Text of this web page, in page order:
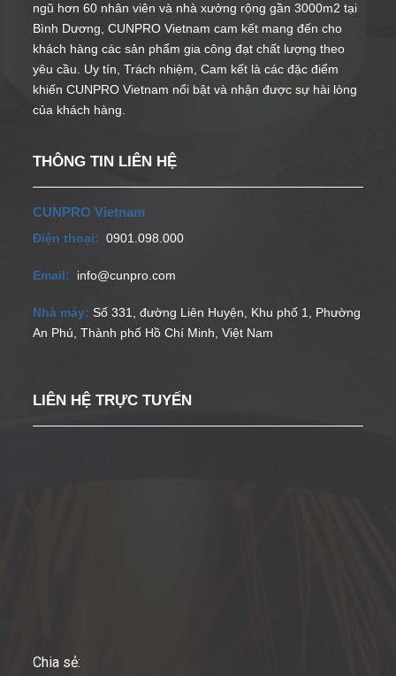
ngũ hơn 60 nhân viên và nhà xưởng rộng gần 3000m2 tại
Bình Dương, CUNPRO Vietnam cam kết mang đến cho
khách hàng các sản phẩm gia công đạt chất lượng theo
yêu cầu. Uy tín, Trách nhiệm, Cam kết là các đặc điểm
khiến CUNPRO Vietnam nổi bật và nhận được sự hài lòng
của khách hàng.
THÔNG TIN LIÊN HỆ
CUNPRO Vietnam
Điện thoại: 0901.098.000
Email: info@cunpro.com
Nhà máy: Số 331, đường Liên Huyện, Khu phố 1, Phường
An Phú, Thành phố Hồ Chí Minh, Việt Nam
LIÊN HỆ TRỰC TUYẾN
Chia sẻ: